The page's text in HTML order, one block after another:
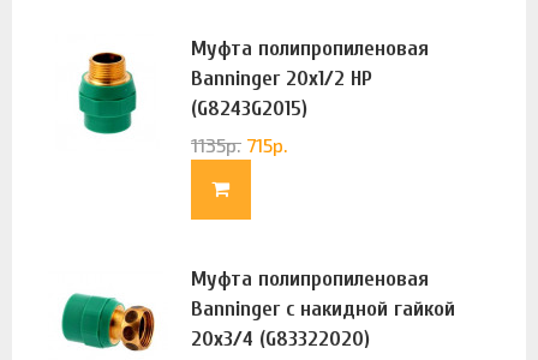
Муфта полипропиленовая
Banninger 20х1/2 НР
(G8243G2015)
1135р. 715р.
Муфта полипропиленовая
Banninger с накидной гайкой
20х3/4 (G83322020)